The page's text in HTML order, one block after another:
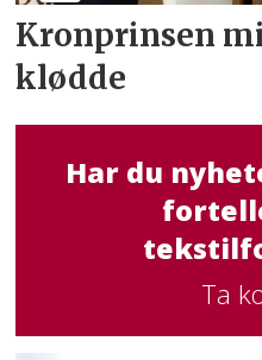
Kronprinsen
klødde
Har du
Ta